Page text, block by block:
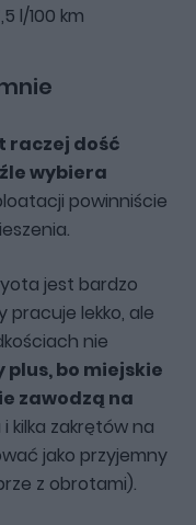
l/100 km
raczej dość
wybiera
powinniście
jest bardzo
pracuje lekko, ale
nie
plus, bo miejskie
zawodzą na
kilka zakrętów na
jako przyjemny
z obrotami).